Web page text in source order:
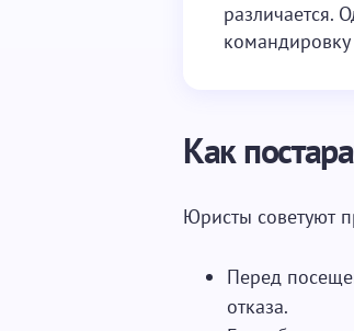
различается.
командировку
Как
Юристы советуют
Перед
отказа.